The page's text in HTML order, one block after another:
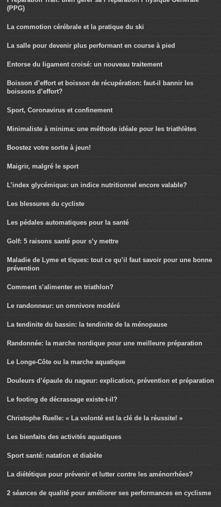
(PPG)
La commotion cérébrale et la pratique du ski
La salle pour devenir plus performant en course à pied
Entorse du ligament croisé: un nouveau traitement
Boisson d’effort et boisson de récupération: faut-il bannir les
boissons d’effort?
Sport, Coronavirus et confinement
Minimaliste à minima: une méthode idéale pour les triathlètes
Boostez votre sortie à jeun!
Maigrir, malgré le sport
L’index glycémique: un indice nutritionnel encore valable?
Les blessures du cycliste
Les pédales automatiques pour la santé
Golf: 5 raisons santé pour s’y mettre
Maladie de Lyme et tiques: tout ce qu’il faut savoir pour une bonne
prévention
Comment s’alimenter en triathlon?
Le randonneur: un omnivore modéré
La tendinite du bassin: la tendinite de la ménopause
Randonnée: la marche nordique pour une meilleure préparation
Le Longe-Côte ou la marche aquatique
Douleurs d’épaule du nageur: explication, prévention et préparation
Le footing de décrassage existe-t-il?
Christophe Ruelle: « La volonté est la clé de la réussite! »
Les bienfaits des activités aquatiques
Sport santé: natation et diabète
La diététique pour prévenir et lutter contre les aménorrhées?
2 séances de qualité pour améliorer ses performances en cyclisme